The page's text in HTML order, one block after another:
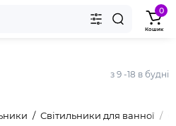
з 9 -18 в будні
0
Кошик
Світильники для ванної